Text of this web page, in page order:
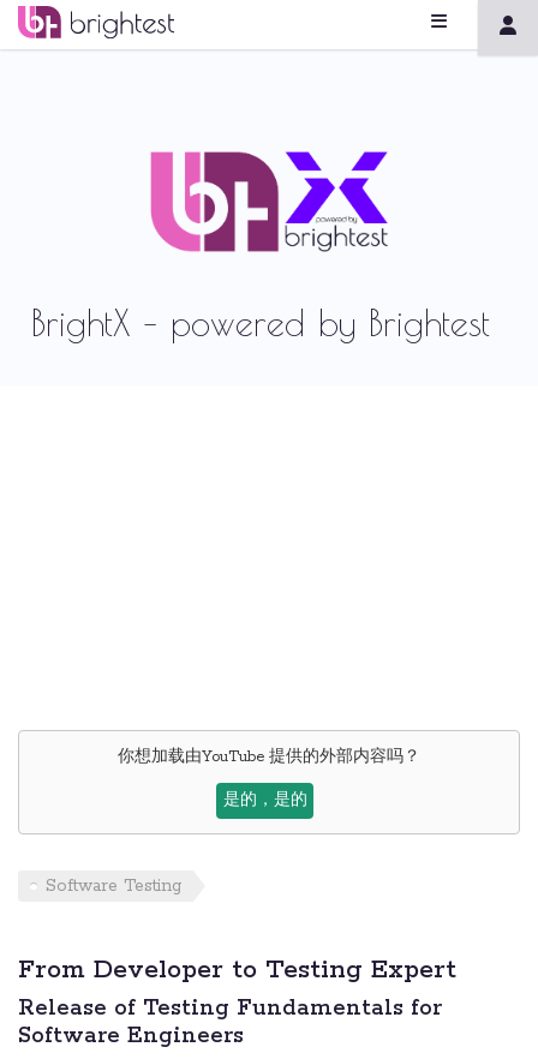
BrightX – powered by Brightest
你想加载由YouTube 提供的外部内容吗？
是的，是的
Software Testing
From Developer to Testing Expert
Release of Testing Fundamentals for
Software Engineers